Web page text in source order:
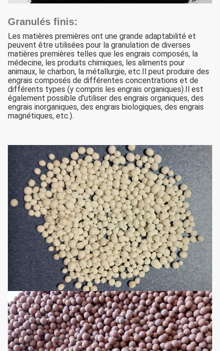
Granulés finis:
Les matières premières ont une grande adaptabilité et
peuvent être utilisées pour la granulation de diverses
matières premières telles que les engrais composés, la
médecine, les produits chimiques, les aliments pour
animaux, le charbon, la métallurgie, etc.Il peut produire des
engrais composés de différentes concentrations et de
différents types (y compris les engrais organiques).Il est
également possible d'utiliser des engrais organiques, des
engrais inorganiques, des engrais biologiques, des engrais
magnétiques, etc.).